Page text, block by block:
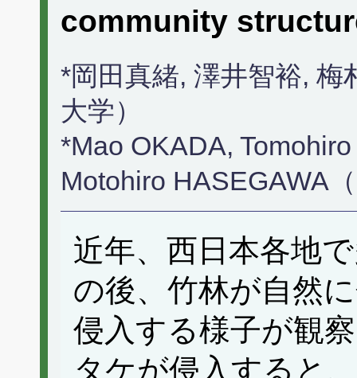
community
*岡田真緒, 澤井智裕, 梅
大学）
*Mao OKADA,
Motohiro HASEGAWA
近年、西日本各地
の後、竹林が自然
侵入する様子が観
タケが侵入すると